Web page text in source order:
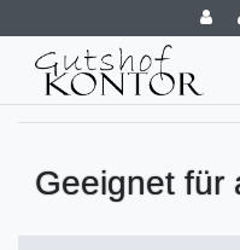
Geeignet für